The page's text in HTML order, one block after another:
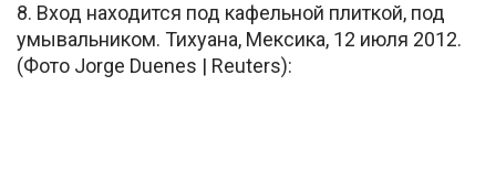
8. Вход находится под кафельной плиткой, под
умывальником. Тихуана, Мексика, 12 июля 2012.
(Фото Jorge Duenes | Reuters):